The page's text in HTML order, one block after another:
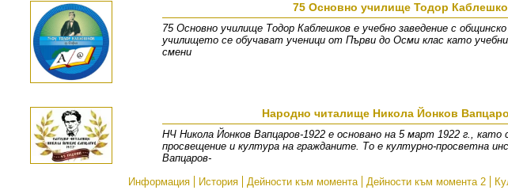
75 Основно училище Тодор
75 Основно училище Тодор Каблешков е учебно заведение с
училището се обучават ученици от Първи до Осми клас като
смени
Народно читалище Никола Йонков
НЧ Никола Йонков Вапцаров-1922 е основано на 5 март 1922 г., като
просвещение и култура на гражданите. То е културно-просветна
Вапцаров-
Информация
История Дейности към момента Дейности към момента 2